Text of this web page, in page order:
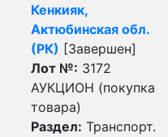
Кенкияк,
Актюбинская обл.
(РК) [Завершен]
Лот №: 3172
АУКЦИОН (покупка
товара)
Раздел: Транспорт.